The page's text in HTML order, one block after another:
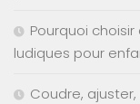
Pourquoi
ludiques pour
Coudre,